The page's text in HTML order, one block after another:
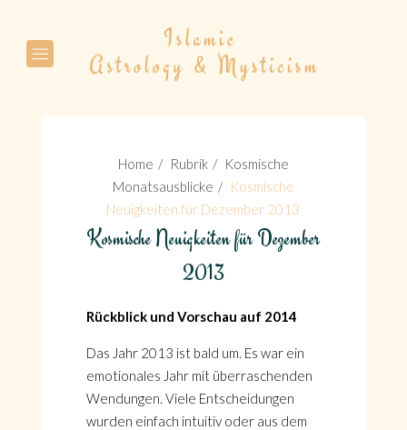
Home Rubrik
Kosmische
Monatsausblicke
Kosmische
Neuigkeiten für Dezember 2013
Kosmische Neuigkeiten für Dezember
2013
Rückblick und Vorschau auf 2014
Das Jahr 2013 ist bald um. Es war ein
emotionales Jahr mit überraschenden
Wendungen. Viele Entscheidungen
wurden einfach intuitiv oder aus dem